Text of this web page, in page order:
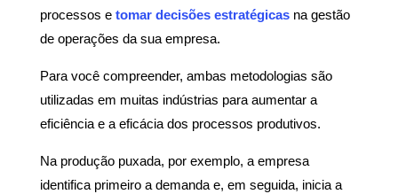
processos e tomar decisões estratégicasna gestão
de operações da sua empresa.
Para você compreender, ambas metodologias são
utilizadas em muitas indústrias para aumentar a
eficiência e a eficácia dos processos produtivos.
Na produção puxada, por exemplo, a empresa
identifica primeiro a demanda e, em seguida, inicia a